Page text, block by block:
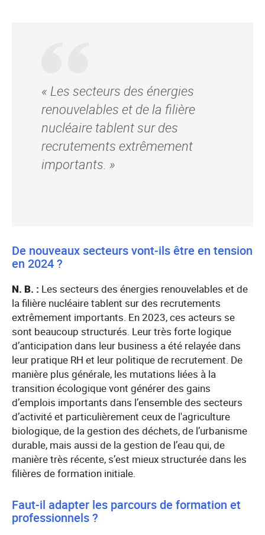
« Les secteurs des énergies
renouvelables et de la filière
nucléaire tablent sur des
recrutements extrêmement
importants. »
De nouveaux secteurs vont-ils être en tension
en 2024 ?
N. B. : Les secteurs des énergies renouvelables et de
la filière nucléaire tablent sur des recrutements
extrêmement importants. En 2023, ces acteurs se
sont beaucoup structurés. Leur très forte logique
d’anticipation dans leur business a été relayée dans
leur pratique RH et leur politique de recrutement. De
manière plus générale, les mutations liées à la
transition écologique vont générer des gains
d’emplois importants dans l’ensemble des secteurs
d’activité et particulièrement ceux de l'agriculture
biologique, de la gestion des déchets, de l’urbanisme
durable, mais aussi de la gestion de l’eau qui, de
manière très récente, s’est mieux structurée dans les
filières de formation initiale.
Faut-il adapter les parcours de formation et
professionnels ?